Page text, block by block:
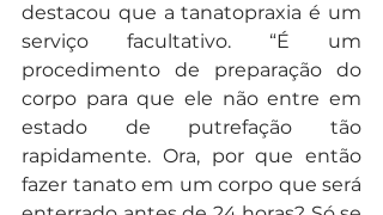
destacou que a tanatopraxia é um
serviço facultativo. “É um
procedimento de preparação do
corpo para que ele não entre em
estado de putrefação tão
rapidamente. Ora, por que então
fazer tanato em um corpo que será